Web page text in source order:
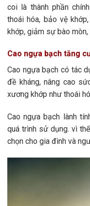
coi là thành phần
thoái hóa, bảo vệ
khớp, giảm sự bào
Cao ngựa bạch tăng
Cao ngựa bạch có tác
đề kháng, nâng cao
xương khớp như thoái
Cao ngựa bạch lành
quá trình sử dụng. vì
chọn cho gia đình và